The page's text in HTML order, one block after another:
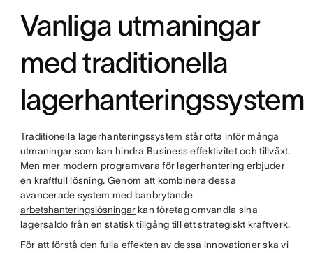
Vanliga utmaningar
med traditionella
lagerhanteringssystem
Traditionella lagerhanteringssystem står ofta inför många
utmaningar som kan hindra Business effektivitet och tillväxt.
Men mer modern programvara för lagerhantering erbjuder
en kraftfull lösning. Genom att kombinera dessa
avancerade system med banbrytande
arbetshanteringslösningarkan företag omvandla sina
lagersaldo från en statisk tillgång till ett strategiskt kraftverk.
För att förstå den fulla effekten av dessa innovationer ska vi